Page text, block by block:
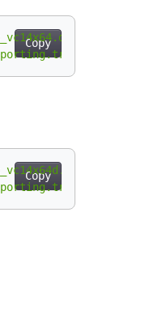
Copy
Copy